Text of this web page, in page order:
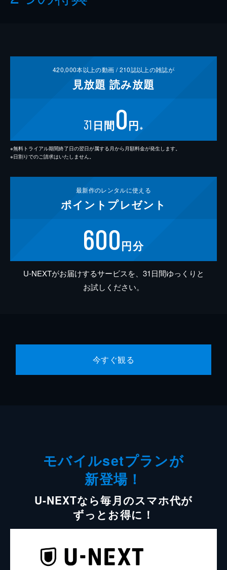
420,000本以上の動画 /210誌以上の雑誌が
見放題 読み放題
31 日間0円 ※
※無料トライアル期間終了日の翌日が属する月から月額料金が発生します。
※日割りでのご請求はいたしません。
最新作のレンタルに使える
ポイント プレゼント
600円分
U-NEXTがお届けするサービスを、31日間ゆっくりと
お試しください。
今すぐ観る
モバイルsetプランが
新登場！
U-NEXTなら毎月のスマホ代が
ずっとお得に！